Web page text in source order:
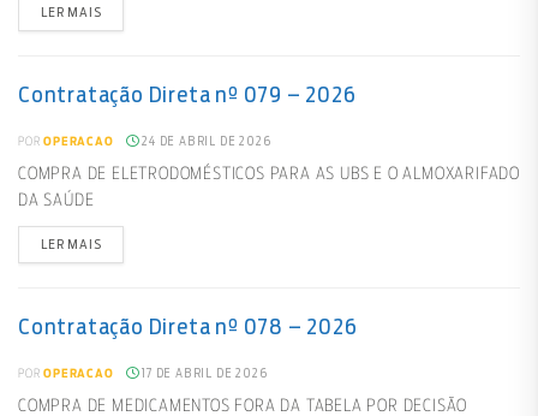
LER MAIS
Contratação Direta nº 079 – 2026
POR OPERACAO 24 DE ABRIL DE 2026
COMPRA DE ELETRODOMÉSTICOS PARA AS UBS E O ALMOXARIFADO
DA SAÚDE
LER MAIS
Contratação Direta nº 078 – 2026
POR OPERACAO 17 DE ABRIL DE 2026
COMPRA DE MEDICAMENTOS FORA DA TABELA POR DECISÃO